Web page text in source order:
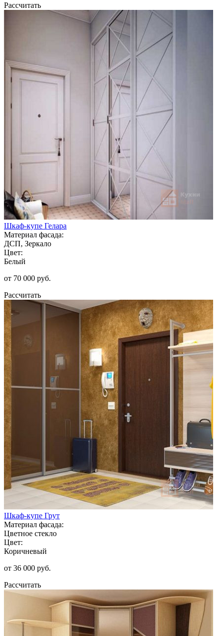
Рассчитать
Шкаф-купе Гелара
Материал фасада:
ДСП, Зеркало
Цвет:
Белый
от 70 000 руб.
Рассчитать
Шкаф-купе Грут
Материал фасада:
Цветное стекло
Цвет:
Коричневый
от 36 000 руб.
Рассчитать